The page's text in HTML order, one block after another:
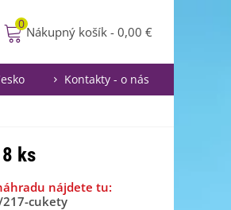
0
Nákupný košík - 0,00 €
Kontakty - o nás
ks
nájdete tu:
cukety